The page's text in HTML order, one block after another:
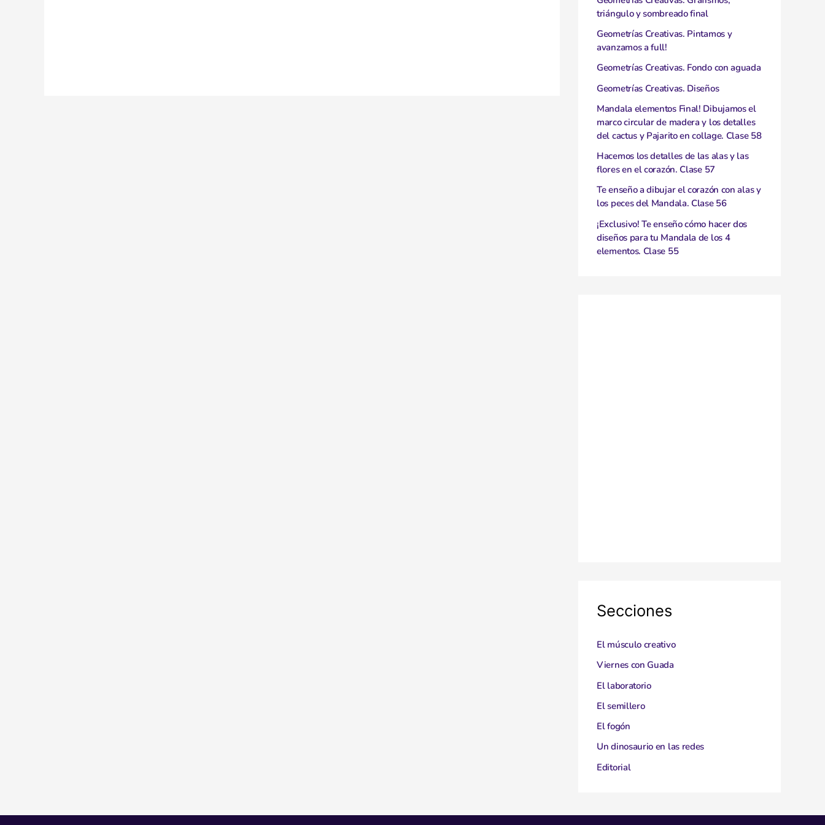
triángulo y sombreado final
Geometrías Creativas. Pintamos y
avanzamos a full!
Geometrías Creativas. Fondo con aguada
Geometrías Creativas. Diseños
Mandala elementos Final! Dibujamos el
marco circular de madera y los detalles
del cactus y Pajarito en collage. Clase 58
Hacemos los detalles de las alas y las
flores en el corazón. Clase 57
Te enseño a dibujar el corazón con alas y
los peces del Mandala. Clase 56
¡Exclusivo! Te enseño cómo hacer dos
diseños para tu Mandala de los 4
elementos. Clase 55
Secciones
El músculo creativo
Viernes con Guada
El laboratorio
El semillero
El fogón
Un dinosaurio en las redes
Editorial